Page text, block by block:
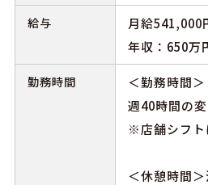
給与
月給
年収：650万
勤務時間
＜勤務時間＞
週40時間の
※店舗シフト
＜休憩時間＞